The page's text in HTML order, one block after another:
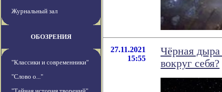
Журнальный зал
ОБОЗРЕНИЯ
"Классики и современники"
"Слово о..."
27.11.2021
15:55
Чёрная
вокруг себя?